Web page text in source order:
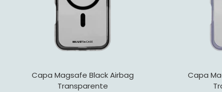
Capa Magsafe Black Airbag
Transparente
Capa